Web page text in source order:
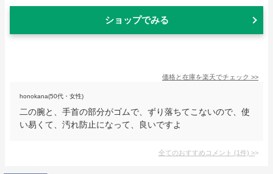
ショップでみる
価格と在庫を楽天でチェック >>
honokana(50代・女性)
二の腕と、手首の部分がゴムで、ずり落ちてこないので、使
い易くて、汚れ防止になって、良いですよ
全てのおすすめコメント (1件) >